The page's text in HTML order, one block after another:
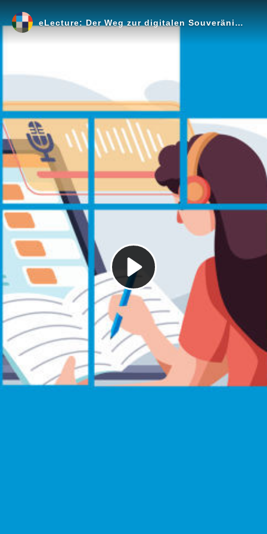
Play
Video
eLecture: Der Weg zur digitalen Souveränität - von der Theorie zur Praxis